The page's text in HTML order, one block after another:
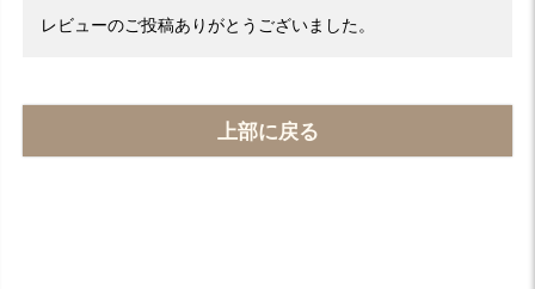
レビューのご投稿ありがとうございました。
上部に戻る